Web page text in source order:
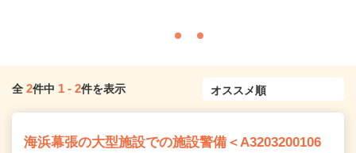
全 2件中 1 - 2件を表示
海浜幕張の大型施設での施設警備＜A3203200106